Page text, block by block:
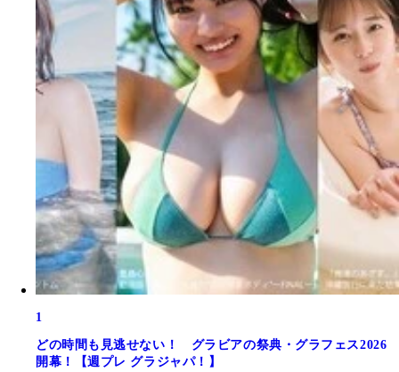
1
どの時間も見逃せない！ グラビアの祭典・グラフェス2026
開幕！【週プレ グラジャパ！】